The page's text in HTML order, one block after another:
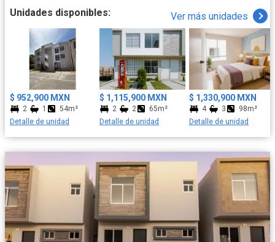
escuelas cercanas y zonas comerciales. Además, es un
desarrollo pet friendly para que todos en casa estén felices.
Todo esto desde $814,700 MXN. ¡Ven y conoce el lugar perfecto
para comenzar tu nueva vida!
Unidades disponibles:
Ver más unidades
$ 952,900 MXN
2 1
54m²
Detalle de unidad
$ 1,115,900 MXN
2 2
65m²
Detalle de unidad
$ 1,330,900 MXN
4 3
98m²
Detalle de unidad